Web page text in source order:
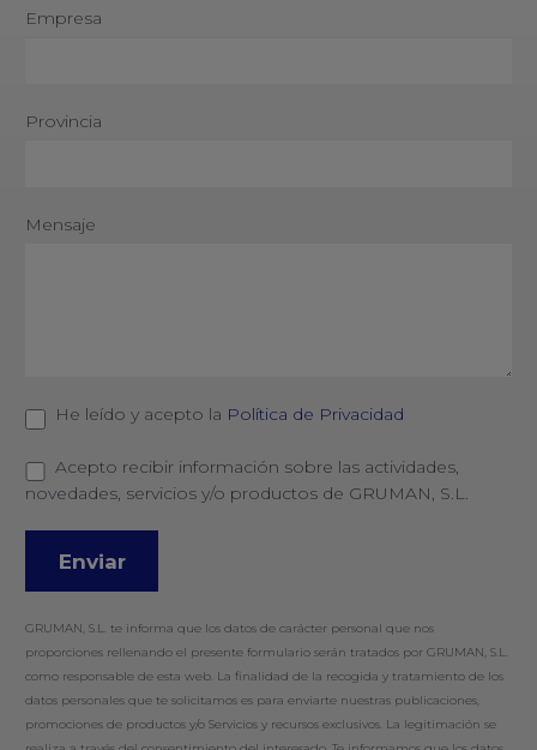
Empresa
Provincia
Mensaje
He leído y acepto la Política de Privacidad
Acepto recibir información sobre las actividades,
novedades, servicios y/o productos de GRUMAN, S.L.
GRUMAN, S.L. te informa que los datos de carácter personal que nos
proporciones rellenando el presente formulario serán tratados por GRUMAN, S.L.
como responsable de esta web. La finalidad de la recogida y tratamiento de los
datos personales que te solicitamos es para enviarte nuestras publicaciones,
promociones de productos y/o Servicios y recursos exclusivos. La legitimación se